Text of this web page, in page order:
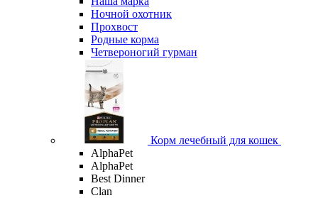
Ночной охотник
Прохвост
Родные корма
Четвероногий гурман
Корм лечебный для кошек
AlphaPet
AlphaPet
Best Dinner
Clan